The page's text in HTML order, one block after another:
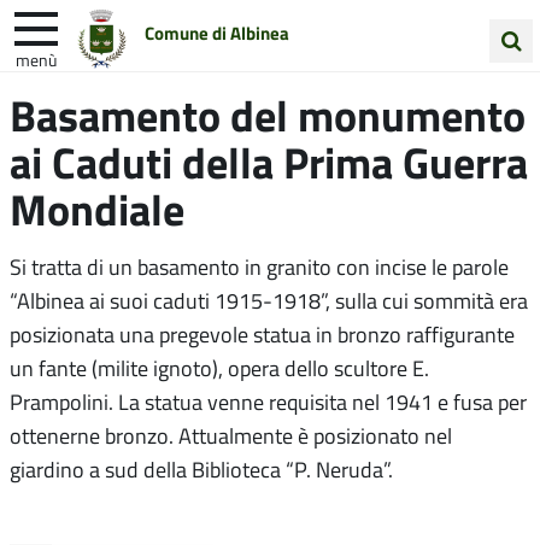
Comune di Albinea
menù
nel
sito
Entra in Comune
Unione Colline Matildiche
Basamento del monumento
ai Caduti della Prima Guerra
Mondiale
Si tratta di un basamento in granito con incise le parole
“Albinea ai suoi caduti 1915-1918”, sulla cui sommità era
posizionata una pregevole statua in bronzo raffigurante
un fante (milite ignoto), opera dello scultore E.
Prampolini. La statua venne requisita nel 1941 e fusa per
ottenerne bronzo. Attualmente è posizionato nel
giardino a sud della Biblioteca “P. Neruda”.